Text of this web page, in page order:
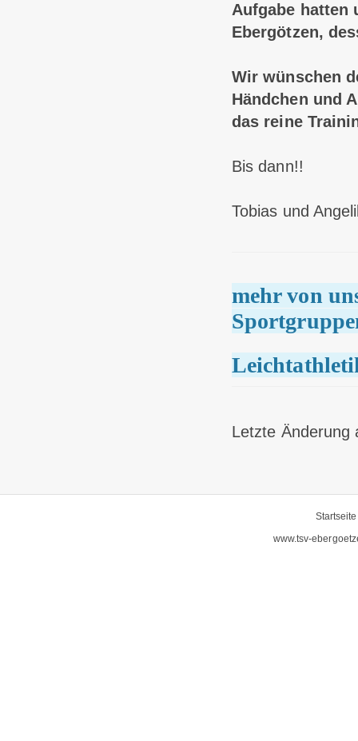
Aufgabe hatten
Ebergötzen,
Wir wünschen
Händchen und
das reine
Bis dann!!
Tobias und
mehr von
Letzte Änderung
Startseite
www.tsv-